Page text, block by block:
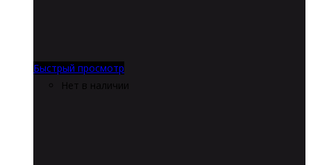
Быстрый просмотр
Нет в наличии